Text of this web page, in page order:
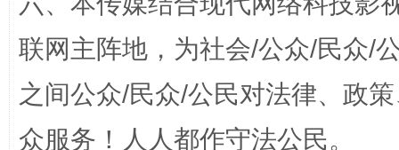
联网主阵地，为社会/公众/民众/
之间公众/民众/公民对法律、政
众服务！人人都作守法公民。